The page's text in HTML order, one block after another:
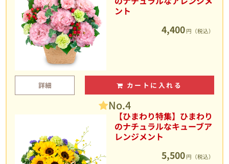
ント
4,400 円（税込）
詳細 カートに入れる
No.4
【ひまわり特集】ひまわり
のナチュラルなキューブア
レンジメント
5,500 円（税込）